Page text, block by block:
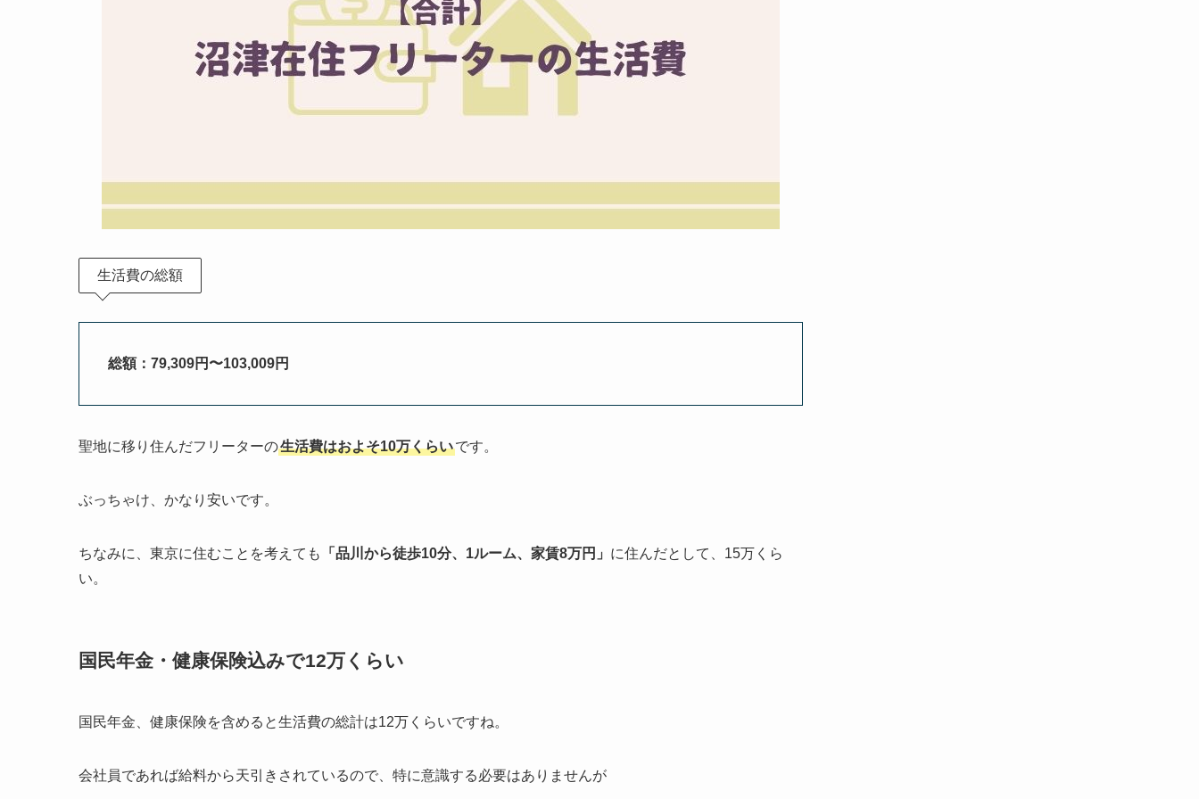
生活費の総額
総額：79,309円〜103,009円
聖地に移り住んだフリーターの生活費はおよそ10万くらいです。
ぶっちゃけ、かなり安いです。
ちなみに、東京に住むことを考えても 「品川から徒歩10分、1ルーム、家賃8万円」 に住んだとして、15万くら
い。
国民年金・健康保険込みで12万くらい
国民年金、健康保険を含めると生活費の総計は12万くらいですね。
会社員であれば給料から天引きされているので、特に意識する必要はありませんが